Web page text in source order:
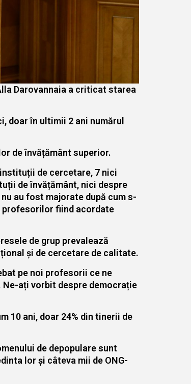
Darovannaia a criticat starea
doar în ultimii 2 ani numărul
de învățământ superior.
de cercetare, 7 nici
de învățământ, nici despre
au fost majorate după cum s-
profesorilor fiind acordate
de grup prevalează
și de cercetare de calitate.
pe noi profesorii ce ne
Ne-ați vorbit despre democrație
10 ani, doar 24% din tinerii de
de depopulare sunt
lor și câteva mii de ONG-